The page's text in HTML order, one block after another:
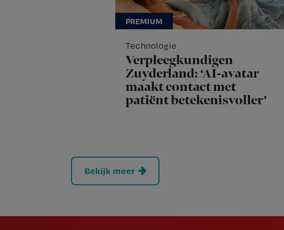
Technologie
Verpleegkundigen
Zuyderland: ‘AI-avatar
maakt contact met
patiënt betekenisvoller’
Bekijk meer